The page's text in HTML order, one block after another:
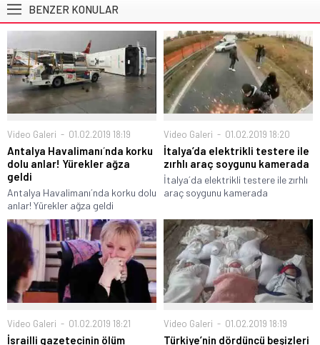
BENZER KONULAR
Video Galeri 01.02.2019 18:19
Antalya Havalimanı´nda korku
dolu anlar! Yürekler ağza
geldi
Antalya Havalimanı´nda korku dolu
anlar! Yürekler ağza geldi
Video Galeri 01.02.2019 18:20
İtalya’da elektrikli testere ile
zırhlı araç soygunu kamerada
İtalya´da elektrikli testere ile zırhlı
araç soygunu kamerada
Video Galeri 01.02.2019 18:21
İsrailli gazetecinin ölüm
Video Galeri 01.02.2019 18:19
Türkiye’nin dördüncü beşizleri